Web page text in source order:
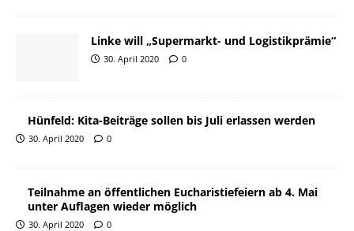
Linke will „Supermarkt- und Logistikprämie“
30. April 2020 0
Hünfeld: Kita-Beiträge sollen bis Juli erlassen werden
30. April 2020 0
Teilnahme an öffentlichen Eucharistiefeiern ab 4. Mai
unter Auflagen wieder möglich
30. April 2020 0